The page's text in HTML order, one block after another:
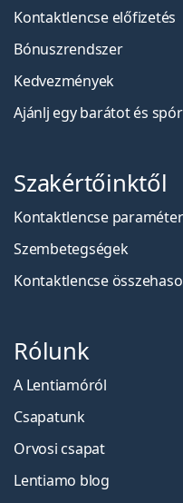
Kontaktlencse előfizetés
Bónuszrendszer
Kedvezmények
Ajánlj egy barátot és
Szakértőinktől
Kontaktlencse
Szembetegségek
Kontaktlencse
Rólunk
A Lentiamóról
Csapatunk
Orvosi csapat
Lentiamo blog